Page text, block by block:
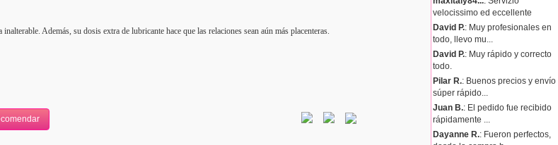
Además, su dosis extra de lubricante hace que las relaciones sean aún más placenteras.
velocissimo ed eccellente
David P.: Muy profesionales en
todo, llevo mu...
David P.: Muy rápido y correcto
todo.
Pilar R.: Buenos precios y envío
súper rápido...
Juan B.: El pedido fue recibido
rápidamente ...
Dayanne R.: Fueron perfectos,